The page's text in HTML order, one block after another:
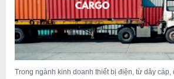
Trong ngành kinh doanh thiết bị điện, từ dây cáp,